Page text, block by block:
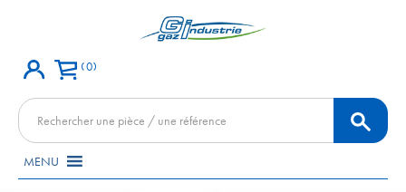
0
Recherche
de
produits
MENU